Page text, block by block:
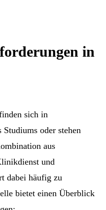
in
sich in
Studiums oder stehen
aus
und
dabei häufig zu
bietet einen Überblick